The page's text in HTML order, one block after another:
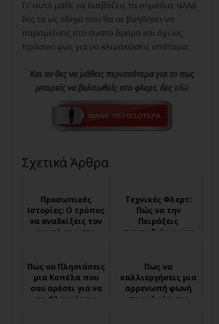
Γι’ αυτό μάθε να διαβάζεις τα σημάδια, αλλά
δες τα ως οδηγό που θα σε βοηθήσει να
παραμείνεις στο σωστό δρόμο και όχι ως
πράσινο φως για να κλιμακώσεις απότομα.
Και αν θες να μάθεις περισσότερα για το πως
μπορείς να βελτιωθείς στο φλερτ, δες εδώ
Σχετικά Άρθρα
Προσωπικές
Ιστορίες: Ο τρόπος
να αναδείξεις τον
εαυτό σου στο
Τεχνικές Φλερτ:
Πώς να την
Πειράξεις
παιχνιδιάρικα με
Πώς να Πλησιάσεις
μια Κοπέλα που
σου αρέσει για να
τη Φλερτάρεις
Πως να
καλλιεργήσεις μια
αρρενωπή φωνή
που ελκύει τις